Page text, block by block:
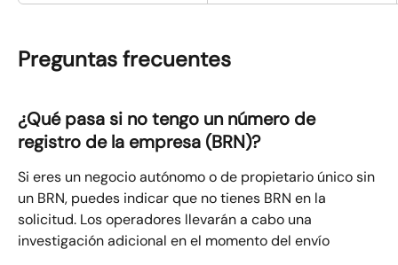
Preguntas frecuentes
¿Qué pasa si no tengo un número de
registro de la empresa (BRN)?
Si eres un negocio autónomo o de propietario único sin
un BRN, puedes indicar que no tienes BRN en la
solicitud. Los operadores llevarán a cabo una
investigación adicional en el momento del envío